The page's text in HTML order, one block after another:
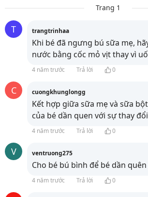
Trang 1
T trangtrinhaa
Khi bé đã ngưng bú sữa mẹ,
nước bằng cốc mỏ vịt thay vì
4 năm trước Trả lời 0
C cuongkhunglongg
Kết hợp giữa sữa mẹ và sữa
của bé dần quen với sự thay
4 năm trước Trả lời 0
V ventruong275
Cho bé bú bình để bé dần
4 năm trước Trả lời 0